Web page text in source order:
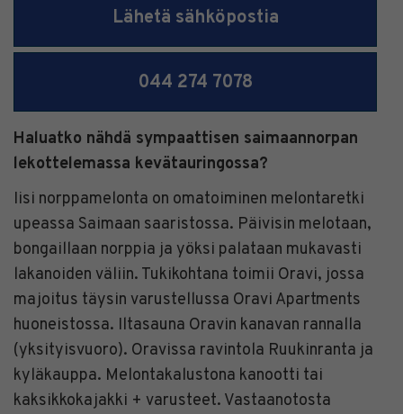
Lähetä sähköpostia
044 274 7078
Haluatko nähdä sympaattisen saimaannorpan
lekottelemassa kevätauringossa?
Iisi norppamelonta on omatoiminen melontaretki
upeassa Saimaan saaristossa. Päivisin melotaan,
bongaillaan norppia ja yöksi palataan mukavasti
lakanoiden väliin. Tukikohtana toimii Oravi, jossa
majoitus täysin varustellussa Oravi Apartments
huoneistossa. Iltasauna Oravin kanavan rannalla
(yksityisvuoro). Oravissa ravintola Ruukinranta ja
kyläkauppa. Melontakalustona kanootti tai
kaksikkokajakki + varusteet. Vastaanotosta